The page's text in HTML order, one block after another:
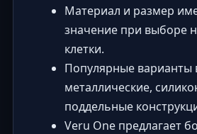
Материал и размер
значение при выборе
клетки.
Популярные варианты
металлические,
поддельные
Veru One предлагает